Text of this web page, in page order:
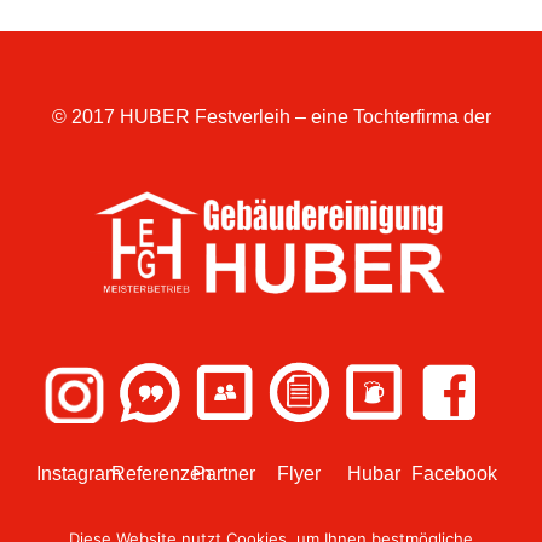
© 2017 HUBER Festverleih – eine Tochterfirma der
InstagramReferenzenPartner Flyer Hubar Facebook